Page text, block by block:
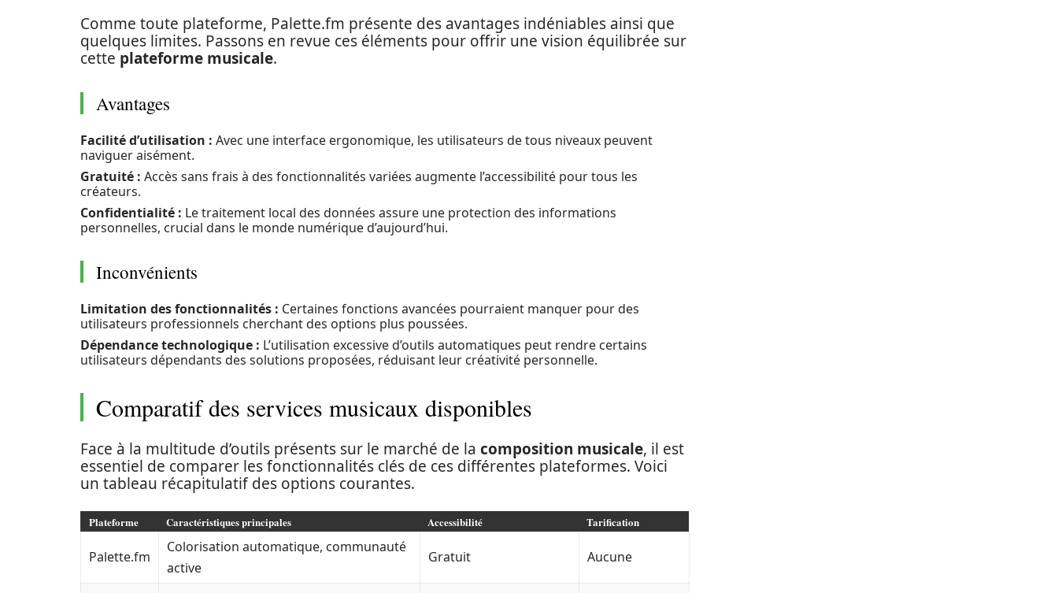
Comme toute plateforme, Palette.fm présente des avantages indéniables ainsi que
quelques limites. Passons en revue ces éléments pour offrir une vision équilibrée sur
cette plateforme musicale.
Avantages
Facilité d’utilisation : Avec une interface ergonomique, les utilisateurs de tous niveaux peuvent
naviguer aisément.
Gratuité : Accès sans frais à des fonctionnalités variées augmente l’accessibilité pour tous les
créateurs.
Confidentialité : Le traitement local des données assure une protection des informations
personnelles, crucial dans le monde numérique d’aujourd’hui.
Inconvénients
Limitation des fonctionnalités : Certaines fonctions avancées pourraient manquer pour des
utilisateurs professionnels cherchant des options plus poussées.
Dépendance technologique : L’utilisation excessive d’outils automatiques peut rendre certains
utilisateurs dépendants des solutions proposées, réduisant leur créativité personnelle.
Comparatif des services musicaux disponibles
Face à la multitude d’outils présents sur le marché de la composition musicale, il est
essentiel de comparer les fonctionnalités clés de ces différentes plateformes. Voici
un tableau récapitulatif des options courantes.
Plateforme Caractéristiques principales Accessibilité Tarification
Palette.fm
Colorisation automatique, communauté
active
Gratuit Aucune